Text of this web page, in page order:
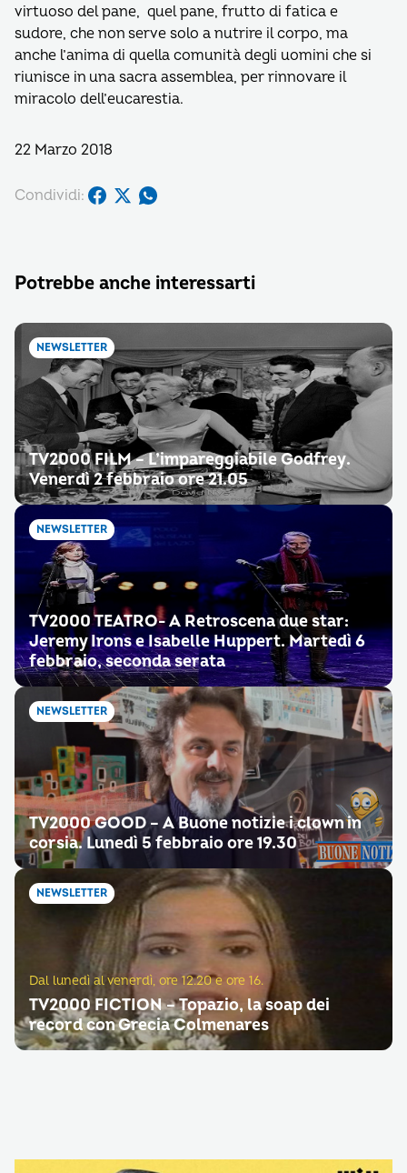
virtuoso del pane, quel pane, frutto di fatica e
sudore, che non serve solo a nutrire il corpo, ma
anche l’anima di quella comunità degli uomini che si
riunisce in una sacra assemblea, per rinnovare il
miracolo dell’eucarestia.
22 Marzo 2018
Condividi:
Potrebbe anche interessarti
NEWSLETTER
TV2000 FILM – L’impareggiabile Godfrey.
Venerdì 2 febbraio ore 21.05
NEWSLETTER
TV2000 TEATRO- A Retroscena due star:
Jeremy Irons e Isabelle Huppert. Martedì 6
febbraio, seconda serata
NEWSLETTER
TV2000 GOOD – A Buone notizie i clown in
corsia. Lunedì 5 febbraio ore 19.30
NEWSLETTER
Dal lunedì al venerdì, ore 12.20 e ore 16.
TV2000 FICTION – Topazio, la soap dei
record con Grecia Colmenares